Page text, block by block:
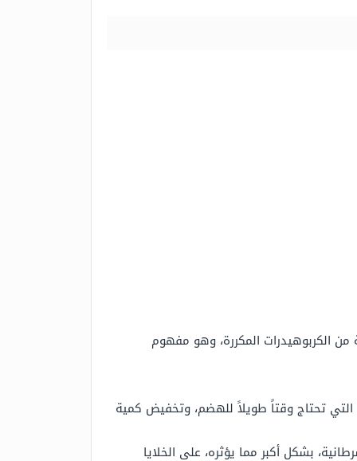
الكربوهيدرات المكررة، وهو مفهوم
التي تحتاج وقتاً طويلاً للهضم، وتخفيض كمية
بشكل أكبر مما يؤثره، على الخلايا